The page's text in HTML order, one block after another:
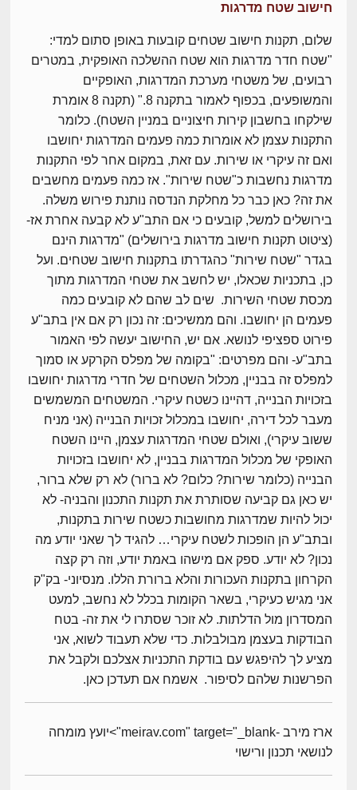
חישוב שטח מדרגות
שלום, תקנות חישוב שטחים קובעות באופן סתום למדי:
"שטח חדר מדרגות הוא שטח ההשלכה האופקית, במטרים
רבועים, של משטחי מערכת המדרגות, האופקיים
והמשופעים, בכפוף לאמור בתקנה 8." (תקנה 8 אומרת
שילקחו בחשבון קירות חיצוניים במניין השטח). כלומר
התקנות עצמן לא אומרות כמה פעמים המדרגות יחושבו
ואם זה עיקרי או שירות. עם זאת, במקום אחר לפי התקנות
מדרגות נחשבות כ"שטח שירות". אז כמה פעמים מחשבים
את זה? כאן כבר כל מחלקת הנדסה נותנת פירוש משלה.
בירושלים למשל, קובעים כי אם התב"ע לא קבעה אחרת אז-
(ציטוט תקנות חישוב מדרגות בירושלים) "מדרגות הינם
בגדר "שטח שירות" כהגדרתו בתקנות חישוב שטחים. ועל
כן, בתכניות שכאלו, יש לחשב את שטחי המדרגות מתוך
מכסת שטחי השירות. שים לב שהם לא קובעים כמה
פעמים הן יחושבו. והם ממשיכים: זה נכון רק אם אין בתב"ע
פירוט ספציפי לנושא. אם יש, החישוב יעשה לפי האמור
בתב"ע- והם מפרטים: "בקומה של מפלס הקרקע או סמוך
למפלס זה בבניין, מכלול השטחים של חדרי מדרגות יחושבו
בזכויות הבנייה, דהיינו כשטח עיקרי. המשטחים המשמשים
מעבר לכל דירה, יחושבו במכלול זכויות הבנייה (אני מניח
ששוב עיקרי), ואולם שטחי המדרגות עצמן, היינו השטח
האופקי של מכלול המדרגות בבניין, לא יחושבו בזכויות
הבנייה (כלומר שירות? כלום? לא ברור) לא רק שלא ברור,
יש כאן גם קביעה שסותרת את תקנות התכנון והבניה- לא
יכול להיות שמדרגות מחושבות כשטח שירות בתקנות,
ובתב"ע הן הופכות לשטח עיקרי… להגיד לך שאני יודע מה
נכון? לא יודע. ספק אם מישהו באמת יודע, וזה רק קצה
הקרחון בתקנות העכורות והלא ברורת הללו. מנסיוני- בק"ק
אני מגיש כעיקרי, בשאר הקומות בכלל לא נחשב, למעט
המסדרון מול הדלתות. לא זוכר שסתרו לי את זה- בטח
הבודקות בעצמן מבולבלות. כדי שלא תעבוד לשוא, אני
מציע לך להיפגש עם בודקת התכניות אצלכם ולקבל את
הפרשנות שלהם לסיפור. אשמח אם תעדכן כאן.
ארז מירב -meirav.com" target="_blank">יועץ מומחה
לנושאי תכנון ורישוי